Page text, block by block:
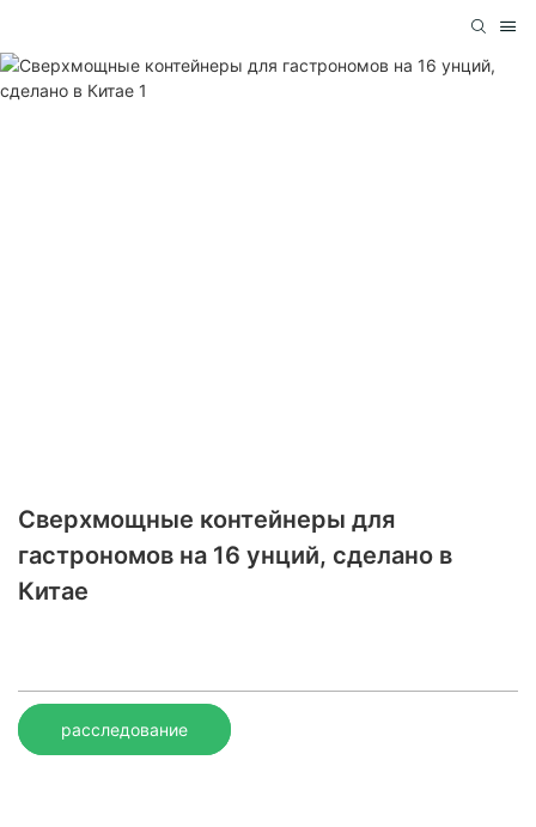
Сверхмощные контейнеры для
гастрономов на 16 унций, сделано в
Китае
расследование